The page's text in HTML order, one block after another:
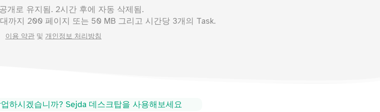
개로 유지됨. 2시간 후에 자동 삭제됨.
까지 200 페이지 또는 50 MB 그리고 시간당 3개의 Task.
이용 약관 및 개인정보 처리방침
하시겠습니까? Sejda 데스크탑을 사용해보세요